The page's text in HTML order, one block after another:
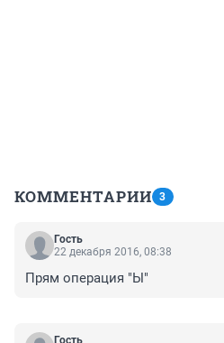
КОММЕНТАРИИ 3
Гость
22 декабря 2016, 08:38
Прям операция "Ы"
Гость